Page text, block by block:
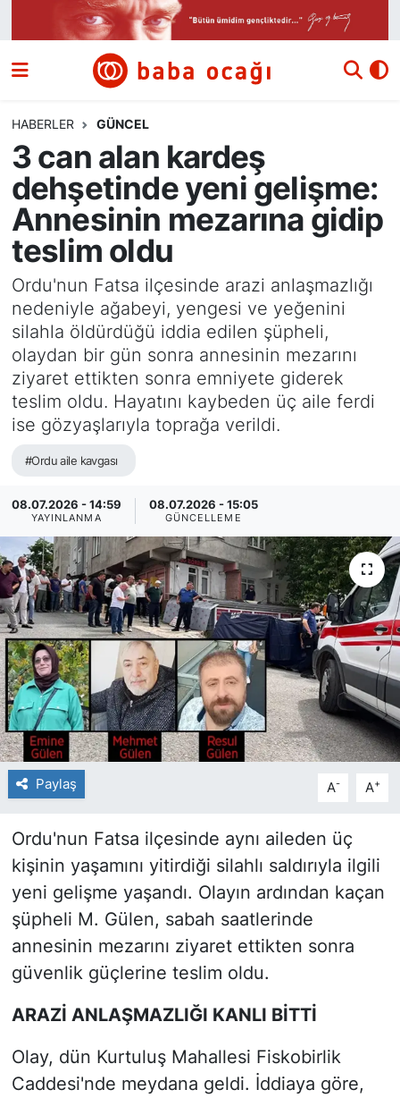
HABERLER GÜNCEL
3 can alan kardeş
dehşetinde yeni gelişme:
Annesinin mezarına gidip
teslim oldu
Ordu'nun Fatsa ilçesinde arazi anlaşmazlığı
nedeniyle ağabeyi, yengesi ve yeğenini
silahla öldürdüğü iddia edilen şüpheli,
olaydan bir gün sonra annesinin mezarını
ziyaret ettikten sonra emniyete giderek
teslim oldu. Hayatını kaybeden üç aile ferdi
ise gözyaşlarıyla toprağa verildi.
#Ordu aile kavgası
08.07.2026 - 14:59
YAYINLANMA
08.07.2026 - 15:05
GÜNCELLEME
Paylaş A- A+
Ordu'nun Fatsa ilçesinde aynı aileden üç
kişinin yaşamını yitirdiği silahlı saldırıyla ilgili
yeni gelişme yaşandı. Olayın ardından kaçan
şüpheli M. Gülen, sabah saatlerinde
annesinin mezarını ziyaret ettikten sonra
güvenlik güçlerine teslim oldu.
ARAZİ ANLAŞMAZLIĞI KANLI BİTTİ
Olay, dün Kurtuluş Mahallesi Fiskobirlik
Caddesi'nde meydana geldi. İddiaya göre,
Siyaset
Ekonomi
Dünya
Kültür ve Sanat
Eğitim
Bilim ve Teknoloji
Yazı Dizisi
Nöbetçi Eczaneler
Hava Durumu
Namaz Vakitleri
Trafik Durumu
Süper Lig Puan Durumu ve Fikstür
Tüm Manşetler
Son Dakika Haberleri
Haber Arşivi